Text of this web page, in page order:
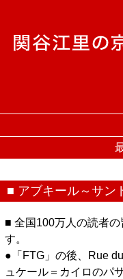
■ アブキール～サン
■ 全国100万人の読者
す。
●「FTG」の後、Rue
ュケール＝カイロのパ